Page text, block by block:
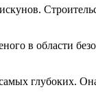
в области
глубоких.